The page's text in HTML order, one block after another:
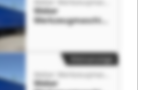
Weber
Werkzeugmaschin
en GmbH Weber
en GmbH
Weber
Kleinanzeige